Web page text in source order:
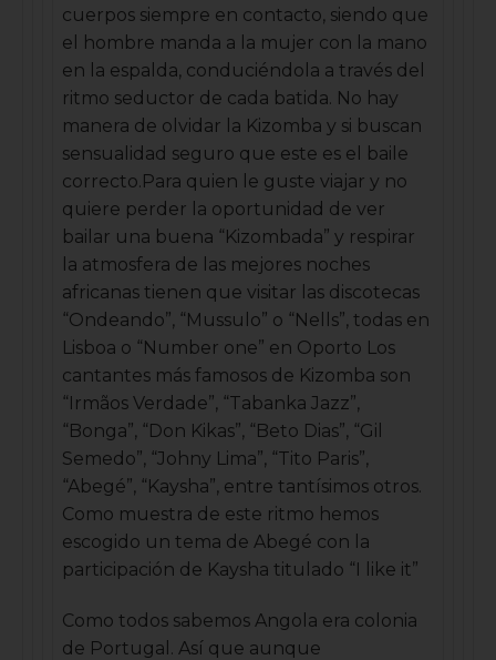
cuerpos siempre en contacto, siendo que
el hombre manda a la mujer con la mano
en la espalda, conduciéndola a través del
ritmo seductor de cada batida. No hay
manera de olvidar la Kizomba y si buscan
sensualidad seguro que este es el baile
correcto.Para quien le guste viajar y no
quiere perder la oportunidad de ver
bailar una buena “Kizombada” y respirar
la atmosfera de las mejores noches
africanas tienen que visitar las discotecas
“Ondeando”, “Mussulo” o “Nells”, todas en
Lisboa o “Number one” en Oporto Los
cantantes más famosos de Kizomba son
“Irmãos Verdade”, “Tabanka Jazz”,
“Bonga”, “Don Kikas”, “Beto Dias”, “Gil
Semedo”, “Johny Lima”, “Tito Paris”,
“Abegé”, “Kaysha”, entre tantísimos otros.
Como muestra de este ritmo hemos
escogido un tema de Abegé con la
participación de Kaysha titulado “I like it”
Como todos sabemos Angola era colonia
de Portugal. Así que aunque